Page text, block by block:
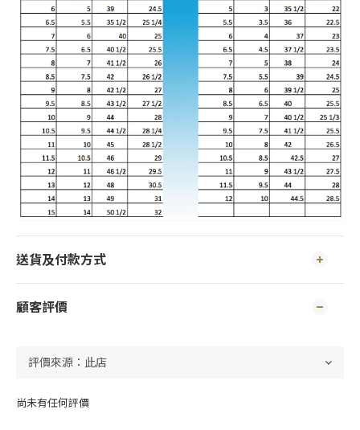
送貨及付款方式
顧客評價
尚未有任何評價